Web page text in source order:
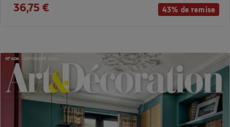
43% de remise
36,75 €